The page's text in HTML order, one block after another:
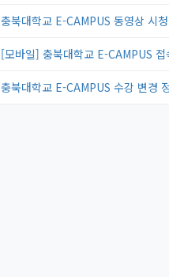
충북대학교 E-CAMPUS 동영상 시
[모바일] 충북대학교 E-CAMPUS 접
충북대학교 E-CAMPUS 수강 변경